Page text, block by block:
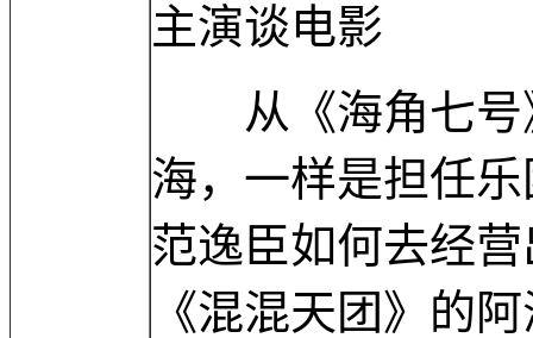
主演谈电影
从《海角七号
海，一样是担任
范逸臣如何去经
《混混天团》的